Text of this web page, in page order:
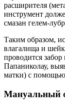
расширителя
инструмент
смазан гелем-
Таким образом,
влагалища и
проводится
Папаниколау,
матки) с помощью
Мануальный